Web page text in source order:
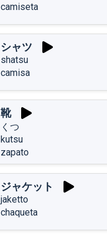
camiseta
シャツ
shatsu
camisa
靴
くつ
kutsu
zapato
ジャケット
jaketto
chaqueta